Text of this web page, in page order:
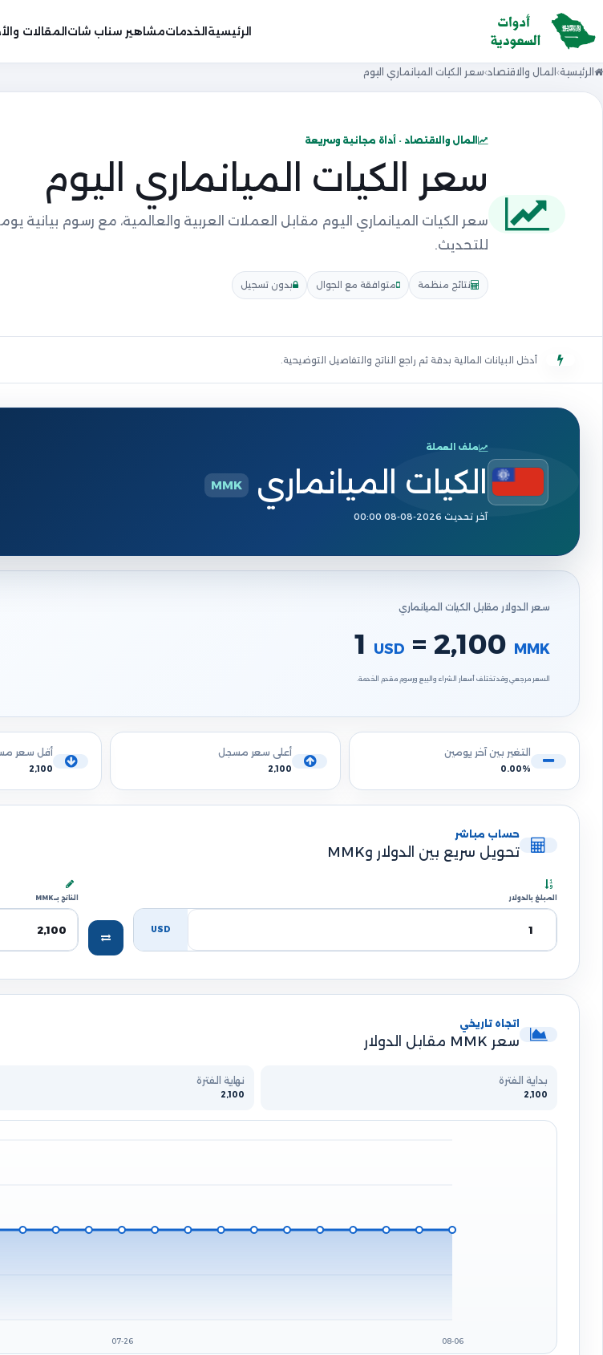
الرئيسية الخدماتمشاهير سناب شات المقالات
الرئيسية المال والاقتصاد سعر الكيات الميانماري اليوم
المال والاقتصاد · أداة مجانية وسريعة
سعر الكيات الميانماري اليوم
سعر الكيات الميانماري اليوم مقابل العملات العربية والعالمية، مع رسوم
للتحديث.
نتائج منظمة متوافقة مع الجوال بدون تسجيل
أدخل البيانات المالية بدقة ثم راجع الناتج والتفاصيل التوضيحية.
ملف العملة
الكيات الميانماري MMK
آخر تحديث 2026-08-08 00:00
سعر الدولار مقابل الكيات الميانماري
1 USD = 2,100 MMK
السعر مرجعي وقد تختلف أسعار الشراء والبيع ورسوم مقدم الخدمة.
التغير بين آخر يومين
0.00%
أعلى سعر مسجل
2,100
أقل سعر
2,100
حساب مباشر
تحويل سريع بين الدولار وMMK
المبلغ بالدولار
USD
الناتج بـ MMK
اتجاه تاريخي
سعر MMK مقابل الدولار
بداية الفترة
2,100
نهاية الفترة
2,100
07-26 08-06